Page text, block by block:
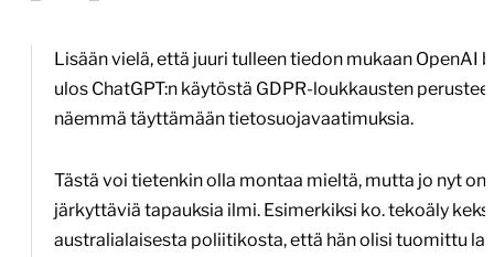
Lisään vielä, että juuri tulleen tiedon mukaan OpenAI
ulos ChatGPT:n käytöstä GDPR-loukkausten
näemmä täyttämään tietosuojavaatimuksia.
Tästä voi tietenkin olla montaa mieltä, mutta jo nyt on
järkyttäviä tapauksia ilmi. Esimerkiksi ko. tekoäly keksi
australialaisesta poliitikosta, että hän olisi tuomittu